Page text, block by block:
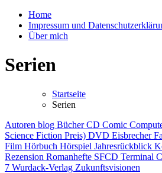
Home
Impressum und
Über mich
Serien
Startseite
Serien
Autoren blog BücherCD Comic
Science Fiction Preis) DVD Eisbrecher
Film Hörbuch Hörspiel Jahresrückblick
Rezension Romanhefte SFCD Terminal
7 Wurdack-Verlag Zukunftsvisionen